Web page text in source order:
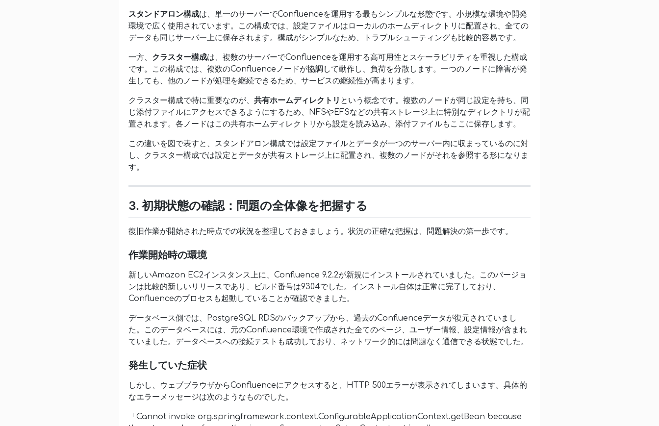
スタンドアロン構成は、単一のサーバーでConfluenceを運用する最もシンプルな形態です。小規模な環境や開発
環境で広く使用されています。この構成では、設定ファイルはローカルのホームディレクトリに配置され、全ての
データも同じサーバー上に保存されます。構成がシンプルなため、トラブルシューティングも比較的容易です。
一方、 クラスター構成は、複数のサーバーでConfluenceを運用する高可用性とスケーラビリティを重視した構成
です。この構成では、複数のConfluenceノードが協調して動作し、負荷を分散します。一つのノードに障害が発
生しても、他のノードが処理を継続できるため、サービスの継続性が高まります。
クラスター構成で特に重要なのが、 共有ホームディレクトリ という概念です。複数のノードが同じ設定を持ち、同
じ添付ファイルにアクセスできるようにするため、NFSやEFSなどの共有ストレージ上に特別なディレクトリが配
置されます。各ノードはこの共有ホームディレクトリから設定を読み込み、添付ファイルもここに保存します。
この違いを図で表すと、スタンドアロン構成では設定ファイルとデータが一つのサーバー内に収まっているのに対
し、クラスター構成では設定とデータが共有ストレージ上に配置され、複数のノードがそれを参照する形になりま
す。
3. 初期状態の確認：問題の全体像を把握する
復旧作業が開始された時点での状況を整理しておきましょう。状況の正確な把握は、問題解決の第一歩です。
作業開始時の環境
新しいAmazon EC2インスタンス上に、Confluence 9.2.2が新規にインストールされていました。このバージョ
ンは比較的新しいリリースであり、ビルド番号は9304でした。インストール自体は正常に完了しており、
Confluenceのプロセスも起動していることが確認できました。
データベース側では、PostgreSQL RDSのバックアップから、過去のConfluenceデータが復元されていまし
た。このデータベースには、元のConfluence環境で作成された全てのページ、ユーザー情報、設定情報が含まれ
ていました。データベースへの接続テストも成功しており、ネットワーク的には問題なく通信できる状態でした。
発生していた症状
しかし、ウェブブラウザからConfluenceにアクセスすると、HTTP 500エラーが表示されてしまいます。具体的
なエラーメッセージは次のようなものでした。
「Cannot invoke org.springframework.context.ConfigurableApplicationContext.getBean because